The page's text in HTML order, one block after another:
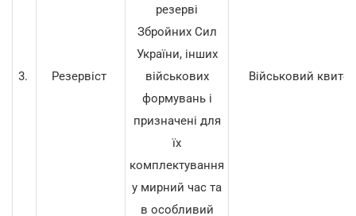
3. Резервіст
резерві
Збройних Сил
України, інших
військових
формувань і
призначені для
їх
комплектування
у мирний час та
в особливий
Військовий квиток